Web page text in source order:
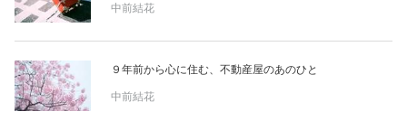
中前結花
９年前から心に住む、不動産屋のあのひと
中前結花